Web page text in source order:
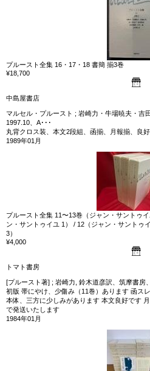
プルースト全集 16・17・18 書簡 揃3巻
¥18,700
中島屋書店
マルセル・プルースト ; 岩崎力・牛場暁夫・吉
1997.10、A･･･
丸背クロス装、本文2段組、函揃、月報揃、良好
1989年01月
プルースト全集 11〜13巻（ジャン・サントゥ
ン・サントゥイユ 1） / 12（ジャン・サントゥ
3）
¥4,000
トマト書房
[プルースト著] ; 岩崎力, 鈴木道彦訳、筑摩書房
初版 帯にやけ、少傷み（11巻）あります 函ス
本体、三方に少しみがあります 本文良好です
で発送いたします
1984年01月